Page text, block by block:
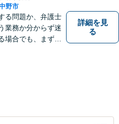
野市
る問題か、弁護士
業務か分からず迷
場合でも、まずは
詳細を見
る